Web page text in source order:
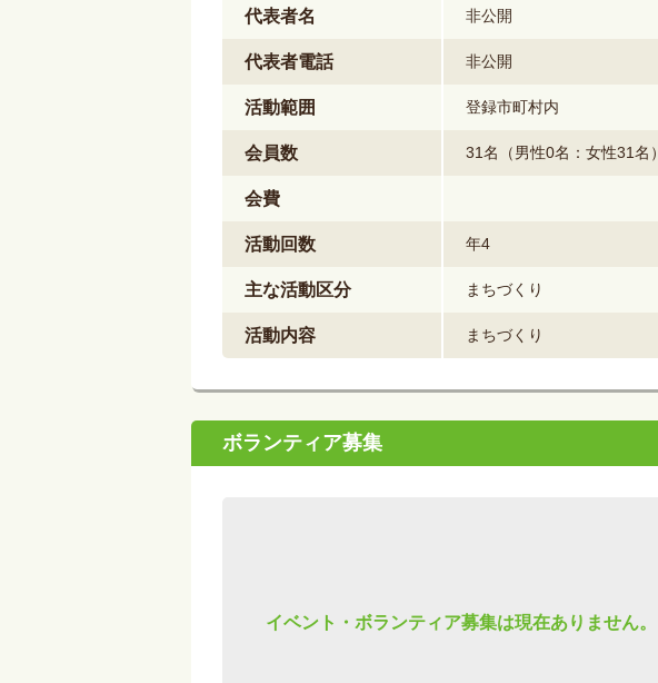
代表者名 非公開
代表者電話 非公開
活動範囲 登録市町村内
会員数 31名（男性0名：女性31名）
会費
活動回数 年4
主な活動区分 まちづくり
活動内容 まちづくり
ボランティア募集
イベント・ボランティア募集は現在ありません。